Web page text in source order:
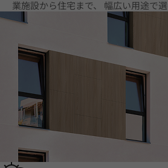
業施設から住宅まで、 幅広い用途で選